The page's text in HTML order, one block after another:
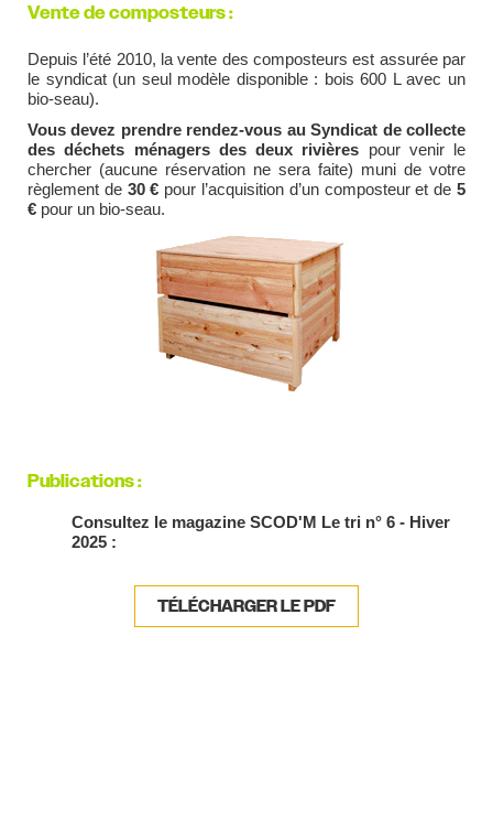
Vente de composteurs :
Depuis l’été 2010, la vente des composteurs est assurée par
le syndicat (un seul modèle disponible : bois 600 L avec un
bio-seau).
Vous devez prendre rendez-vous au Syndicat de collecte
des déchets ménagers des deux rivières pour venir le
chercher (aucune réservation ne sera faite) muni de votre
règlement de30 € pour l’acquisition d’un composteur et de5
€ pour un bio-seau.
Publications :
Consultez le magazine SCOD'M Le tri n° 6 - Hiver
2025 :
TÉLÉCHARGER LE PDF